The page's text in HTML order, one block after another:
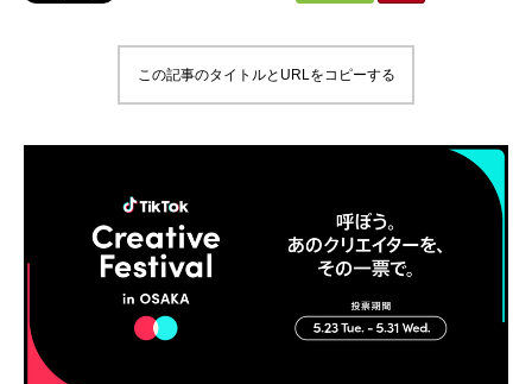
この記事のタイトルとURLをコピーする